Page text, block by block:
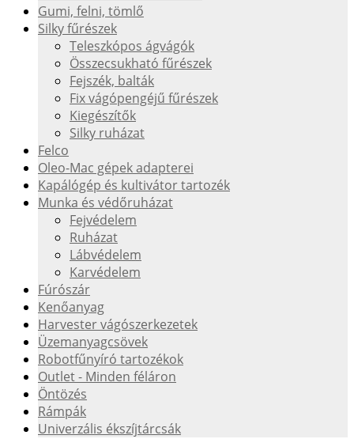
Gumi, felni, tömlő
Silky fűrészek
Teleszkópos ágvágók
Összecsukható fűrészek
Fejszék, balták
Fix vágópengéjű fűrészek
Kiegészítők
Silky ruházat
Felco
Oleo-Mac gépek adapterei
Kapálógép és kultivátor tartozék
Munka és védőruházat
Fejvédelem
Ruházat
Lábvédelem
Karvédelem
Fúrószár
Kenőanyag
Harvester vágószerkezetek
Üzemanyagcsövek
Robotfűnyíró tartozékok
Outlet - Minden féláron
Öntözés
Rámpák
Univerzális ékszíjtárcsák